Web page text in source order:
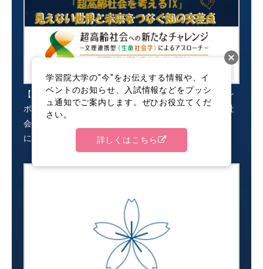
【開催報告】第16回学習院大学ブランディング・シン
ポジウム（第36回生命科学シンポジウム）「超高齢社
会への新たなチャレンジ ― 文理連携型〈生命社会学〉
によるアプローチ ―」
学習院大学の"今"をお伝えする情報や、イ
ベントのお知らせ、入試情報などをプッシ
ュ通知でご案内します。ぜひお役立てくだ
さい。
詳しくはこちら